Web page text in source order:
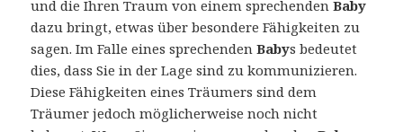
und die Ihren Traum von einem sprechendenBaby
dazu bringt, etwas über besondere Fähigkeiten zu
sagen. Im Falle eines sprechendenBabys bedeutet
dies, dass Sie in der Lage sind zu kommunizieren.
Diese Fähigkeiten eines Träumers sind dem
Träumer jedoch möglicherweise noch nicht